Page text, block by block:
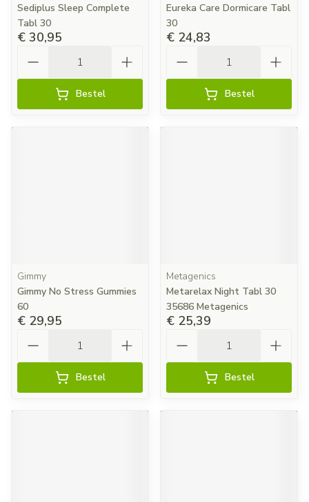
Sediplus Sleep Complete
Tabl 30
€ 30,95
Bestel
Eureka Care Dormicare Tabl
30
€ 24,83
Bestel
Gimmy
Gimmy No Stress Gummies
60
€ 29,95
Bestel
Metagenics
Metarelax Night Tabl 30
35686 Metagenics
€ 25,39
Bestel